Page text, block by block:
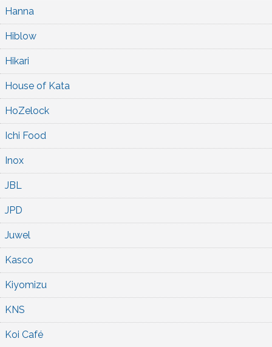
Hanna
Hiblow
Hikari
House of Kata
HoZelock
Ichi Food
Inox
JBL
JPD
Juwel
Kasco
Kiyomizu
KNS
Koi Café